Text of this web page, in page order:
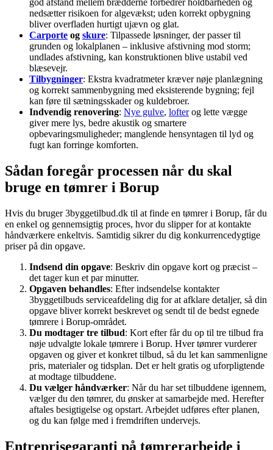
god afstand mellem brædderne forbedrer holdbarheden og
nedsætter risikoen for algevækst; uden korrekt opbygning
bliver overfladen hurtigt ujævn og glat.
Carporte og skure: Tilpassede løsninger, der passer til
grunden og lokalplanen – inklusive afstivning mod storm;
undlades afstivning, kan konstruktionen blive ustabil ved
blæsevejr.
Tilbygninger: Ekstra kvadratmeter kræver nøje planlægning
og korrekt sammenbygning med eksisterende bygning; fejl
kan føre til sætningsskader og kuldebroer.
Indvendig renovering: Nye gulve, lofterog lette vægge
giver mere lys, bedre akustik og smartere
opbevaringsmuligheder; manglende hensyntagen til lyd og
fugt kan forringe komforten.
Sådan foregår processen når du skal
bruge en tømrer i Borup
Hvis du bruger 3byggetilbud.dk til at finde en tømrer i Borup, får du
en enkel og gennemsigtig proces, hvor du slipper for at kontakte
håndværkere enkeltvis. Samtidig sikrer du dig konkurrencedygtige
priser på din opgave.
Indsend din opgave: Beskriv din opgave kort og præcist –
det tager kun et par minutter.
Opgaven behandles: Efter indsendelse kontakter
3byggetilbuds serviceafdeling dig for at afklare detaljer, så din
opgave bliver korrekt beskrevet og sendt til de bedst egnede
tømrere i Borup-området.
Du modtager tre tilbud: Kort efter får du op til tre tilbud fra
nøje udvalgte lokale tømrere i Borup. Hver tømrer vurderer
opgaven og giver et konkret tilbud, så du let kan sammenligne
pris, materialer og tidsplan. Det er helt gratis og uforpligtende
at modtage tilbuddene.
Du vælger håndværker: Når du har set tilbuddene igennem,
vælger du den tømrer, du ønsker at samarbejde med. Herefter
aftales besigtigelse og opstart. Arbejdet udføres efter planen,
og du kan følge med i fremdriften undervejs.
Entreprisegaranti på tømrerarbejde i